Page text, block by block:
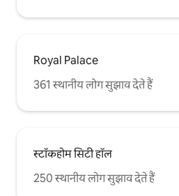
Royal Palace
361 स्थानीय लोग सुझाव देते हैं
स्टॉकहोम सिटी हॉल
250 स्थानीय लोग सुझाव देते हैं